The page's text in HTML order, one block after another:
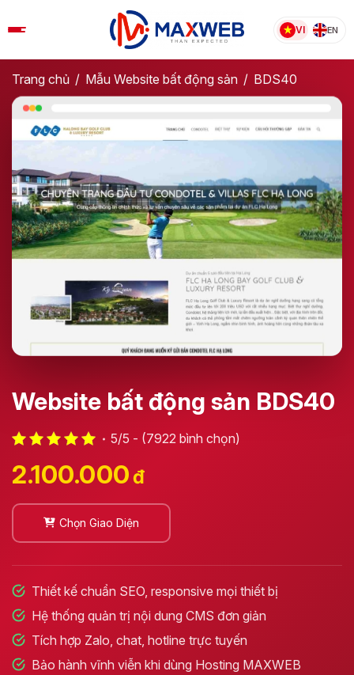
to
VI EN
Trang chủ / Mẫu Website bất động sản​ / BDS40
Website bất động sản BDS40
5/5 - (7922 bình chọn)
2.100.000đ
Chọn Giao Diện
Thiết kế chuẩn SEO, responsive mọi thiết bị
Hệ thống quản trị nội dung CMS đơn giản
Tích hợp Zalo, chat, hotline trực tuyến
Bảo hành vĩnh viễn khi dùng Hosting MAXWEB